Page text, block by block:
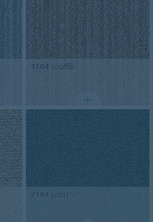
3104 souffle
2144 capri